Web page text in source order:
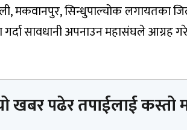
मकवानपुर, सिन्धुपाल्चोक लगायतका
सावधानी अपनाउन महासंघले आग्रह
खबर पढेर तपाईलाई कस्तो